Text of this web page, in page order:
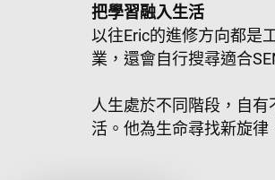
把學習融入生活
以往Eric的進修方向都是
業，還會自行搜尋適合
人生處於不同階段，自
活。他為生命尋找新旋律